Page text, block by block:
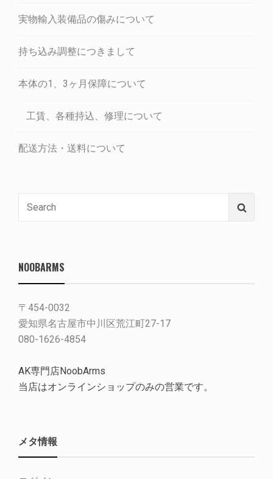
実物輸入装備品の傷みについて
持ち込み調整につきまして
本体の1、3ヶ月保障について
工賃、各種持込、修理について
配送方法・送料について
NOOBARMS
〒454-0032
愛知県名古屋市中川区荒江町27-17
080-1626-4854
AK専門店NoobArms
当店はオンラインショップのみの営業です。
メタ情報